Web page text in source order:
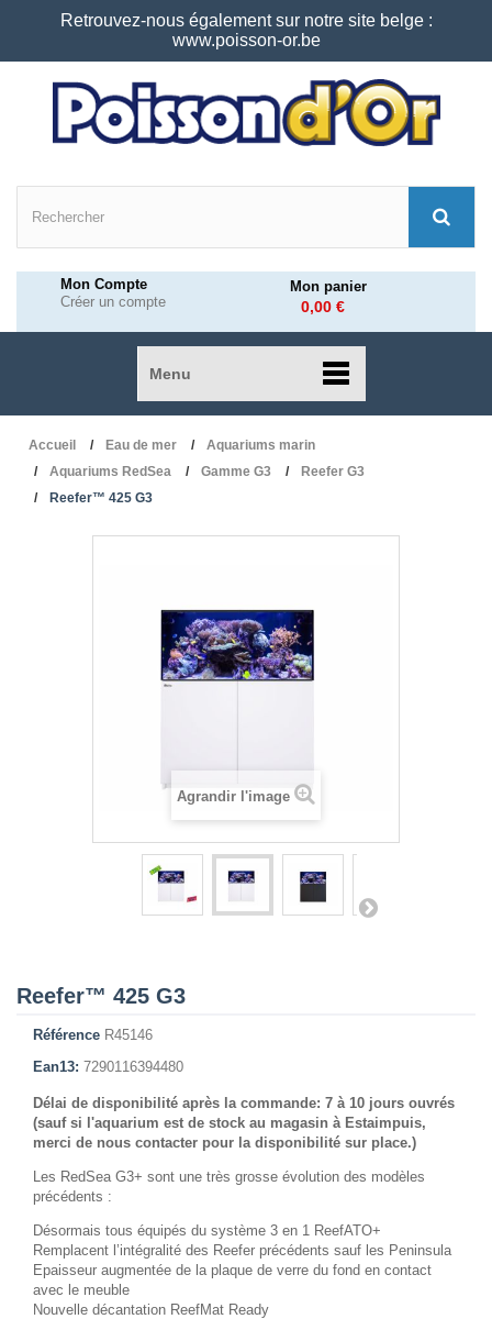
Retrouvez-nous également sur notre site belge :
www.poisson-or.be
Mon Compte
Créer un compte
Mon panier
0,00 €
Menu
Accueil Eau de mer
Aquariums marin
Aquariums RedSea
Gamme G3
Reefer G3
Reefer™ 425 G3
Agrandir l'image
Reefer™ 425 G3
Référence R45146
Ean13: 7290116394480
Délai de disponibilité après la commande: 7 à 10 jours ouvrés
(sauf si l'aquarium est de stock au magasin à Estaimpuis,
merci de nous contacter pour la disponibilité sur place.)
Les RedSea G3+ sont une très grosse évolution des modèles
précédents :
Désormais tous équipés du système 3 en 1 ReefATO+
Remplacent l’intégralité des Reefer précédents sauf les Peninsula
Epaisseur augmentée de la plaque de verre du fond en contact
avec le meuble
Nouvelle décantation ReefMat Ready